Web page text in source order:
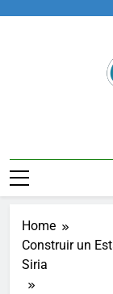
Home
Construir un
Siria